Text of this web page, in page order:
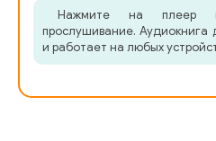
Нажмите на плеер
прослушивание. Аудиокнига
и работает на любых